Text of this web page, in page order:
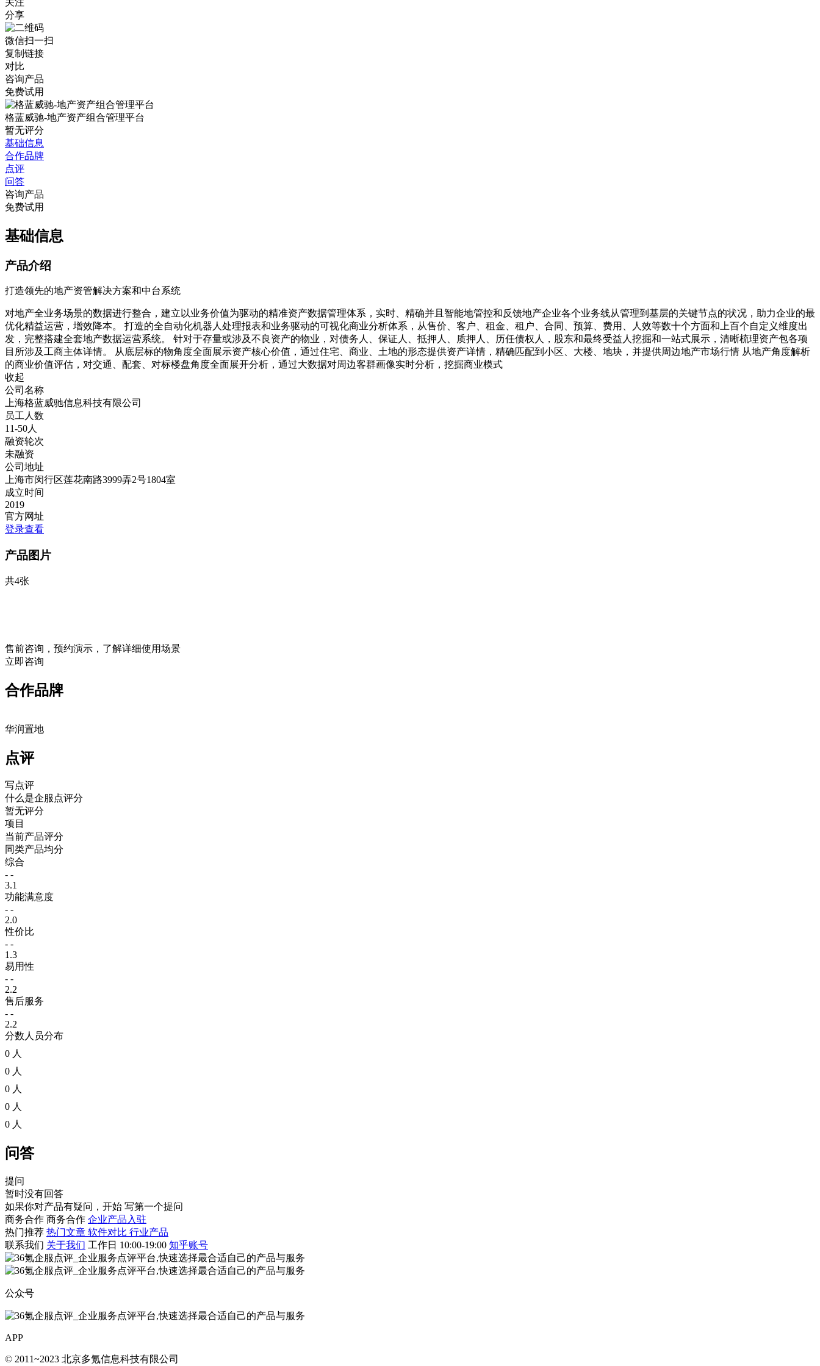
分享
微信扫一扫
复制链接
对比
咨询产品
免费试用
格蓝威驰-地产资产组合管理平台
暂无评分
基础信息
合作品牌
点评
问答
咨询产品
免费试用
基础信息
产品介绍
打造领先的地产资管解决方案和中台系统
对地产全业务场景的数据进行整合，建立以业务价值为驱动的精准资产数据管理体系，实时、精确并且智能地管控和反馈地产企业各个业务线从管理到基层的关键节点的状况，助力企业的最
优化精益运营，增效降本。 打造的全自动化机器人处理报表和业务驱动的可视化商业分析体系，从售价、客户、租金、租户、合同、预算、费用、人效等数十个方面和上百个自定义维度出
发，完整搭建全套地产数据运营系统。 针对于存量或涉及不良资产的物业，对债务人、保证人、抵押人、质押人、历任债权人，股东和最终受益人挖掘和一站式展示，清晰梳理资产包各项
目所涉及工商主体详情。 从底层标的物角度全面展示资产核心价值，通过住宅、商业、土地的形态提供资产详情，精确匹配到小区、大楼、地块，并提供周边地产市场行情 从地产角度解析
的商业价值评估，对交通、配套、对标楼盘角度全面展开分析，通过大数据对周边客群画像实时分析，挖掘商业模式
收起
公司名称
上海格蓝威驰信息科技有限公司
员工人数
11-50人
融资轮次
未融资
公司地址
上海市闵行区莲花南路3999弄2号1804室
成立时间
2019
官方网址
登录查看
产品图片
共4张
售前咨询，预约演示，了解详细使用场景
立即咨询
合作品牌
华润置地
点评
写点评
什么是企服点评分
暂无评分
项目
当前产品评分
同类产品均分
综合
- -
3.1
功能满意度
- -
2.0
性价比
- -
1.3
易用性
- -
2.2
售后服务
- -
2.2
分数人员分布
0 人
0 人
0 人
0 人
0 人
问答
提问
暂时没有回答
如果你对产品有疑问，开始 写第一个提问
商务合作 商务合作 企业产品入驻
热门推荐 热门文章 软件对比 行业产品
联系我们 关于我们 工作日 10:00-19:00 知乎账号
公众号
APP
© 2011~2023 北京多氪信息科技有限公司